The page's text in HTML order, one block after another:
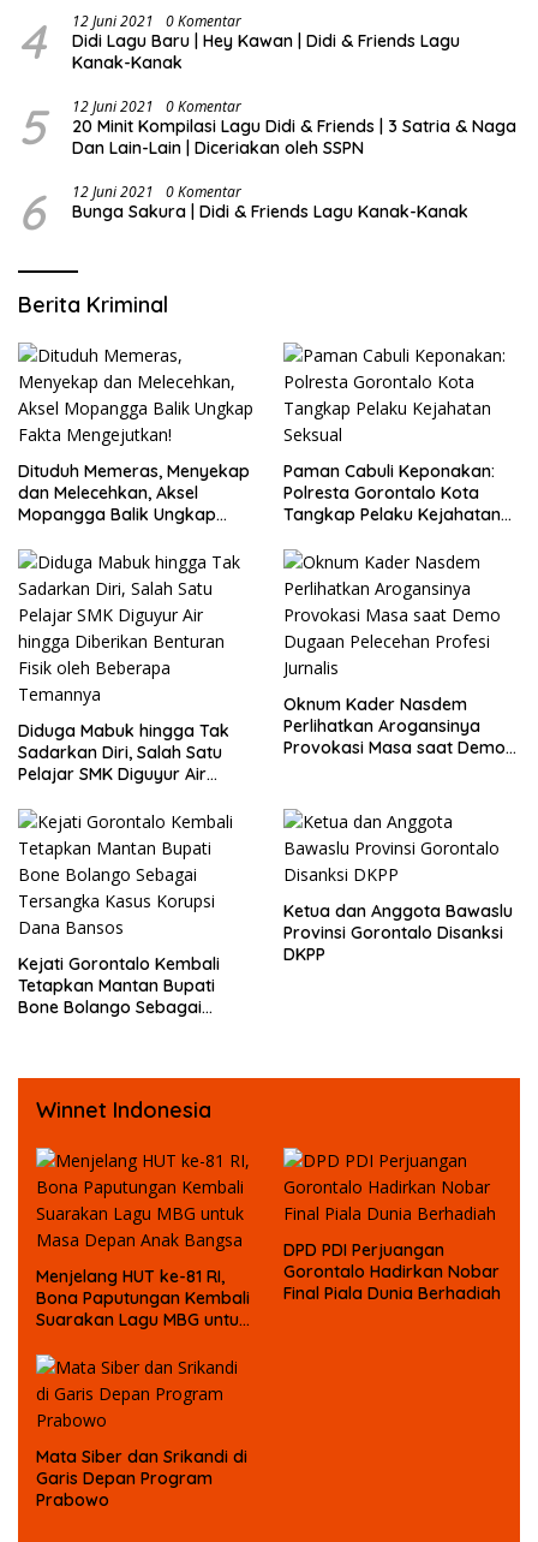
4 12 Juni 2021 0 Komentar
Didi Lagu Baru | Hey Kawan | Didi & Friends Lagu
Kanak-Kanak
5 12 Juni 2021 0 Komentar
20 Minit Kompilasi Lagu Didi & Friends | 3 Satria & Naga
Dan Lain-Lain | Diceriakan oleh SSPN
6 12 Juni 2021 0 Komentar
Bunga Sakura | Didi & Friends Lagu Kanak-Kanak
Berita Kriminal
Dituduh Memeras, Menyekap
dan Melecehkan, Aksel
Mopangga Balik Ungkap
Paman Cabuli Keponakan:
Polresta Gorontalo Kota
Tangkap Pelaku Kejahatan
Diduga Mabuk hingga Tak
Sadarkan Diri, Salah Satu
Pelajar SMK Diguyur Air
Fisik oleh Beberapa
Temannya
Oknum Kader Nasdem
Perlihatkan Arogansinya
Provokasi Masa saat Demo
Kejati Gorontalo Kembali
Tetapkan Mantan Bupati
Bone Bolango Sebagai
Ketua dan Anggota Bawaslu
Provinsi Gorontalo Disanksi
DKPP
Winnet Indonesia
Menjelang HUT ke-81 RI,
Bona Paputungan Kembali
Suarakan Lagu MBG untuk
DPD PDI Perjuangan
Gorontalo Hadirkan Nobar
Final Piala Dunia Berhadiah
Mata Siber dan Srikandi di
Garis Depan Program
Prabowo